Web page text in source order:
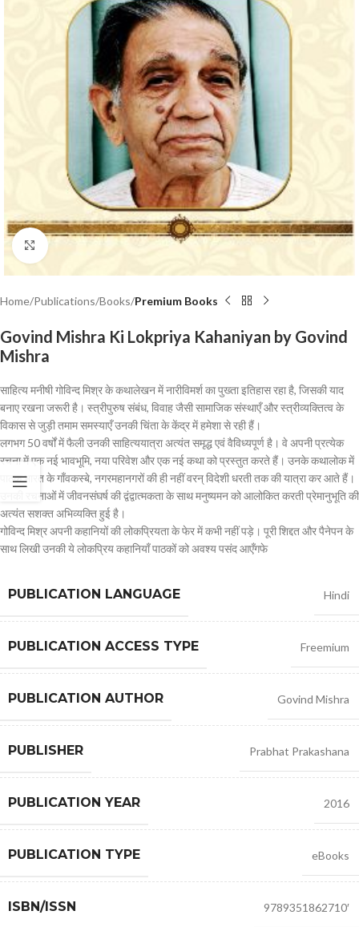
Click to enlarge
Home Publications Books Premium Books
Govind Mishra Ki Lokpriya Kahaniyan by Govind
Mishra
साहित्य मनीषी गोविन्द मिश्र के कथालेखन में नारीविमर्श का पुख्ता इतिहास रहा है, जिसकी याद
बनाए रखना जरूरी है। स्त्रीपुरुष संबंध, विवाह जैसी सामाजिक संस्थाएँ और स्त्रीव्यक्तित्व के
विकास से जुड़ी तमाम समस्याएँ उनकी चिंता के केंद्र में हमेशा से रही हैं।
लगभग 50 वर्षों में फैली उनकी साहित्ययात्रा अत्यंत समृद्ध एवं वैविध्यपूर्ण है। वे अपनी प्रत्येक
रचना में एक नई भावभूमि, नया परिवेश और एक नई कथा को प्रस्तुत करते हैं। उनके कथालोक में
पाठक भारत के गाँवकस्बे, नगरमहानगरों की ही नहीं वरन् विदेशी धरती तक की यात्रा कर आते हैं।
उनकी रचनाओं में जीवनसंघर्ष की द्वंद्वात्मकता के साथ मनुष्यमन को आलोकित करती प्रेमानुभूति की
अत्यंत सशक्त अभिव्यक्ति हुई है।
गोविन्द मिश्र अपनी कहानियों की लोकप्रियता के फेर में कभी नहीं पड़े। पूरी शिद्दत और पैनेपन के
साथ लिखी उनकी ये लोकप्रिय कहानियाँ पाठकों को अवश्य पसंद आएँगफे
PUBLICATION LANGUAGE Hindi
PUBLICATION ACCESS TYPE Freemium
PUBLICATION AUTHOR Govind Mishra
PUBLISHER Prabhat Prakashana
PUBLICATION YEAR 2016
PUBLICATION TYPE eBooks
ISBN/ISSN 9789351862710′